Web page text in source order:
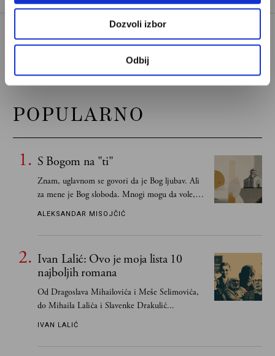
Dozvoli izbor
Odbij
POPULARNO
S Bogom na "ti"
Znam, uglavnom se govori da je Bog ljubav. Ali
za mene je Bog sloboda. Mnogi mogu da vole, a
tek retki mogu da podnesu slobodu
ALEKSANDAR MISOJČIĆ
Ivan Lalić: Ovo je moja lista 10
najboljih romana
Od Dragoslava Mihailovića i Meše Selimovića,
do Mihaila Lalića i Slavenke Drakulić...
IVAN LALIĆ